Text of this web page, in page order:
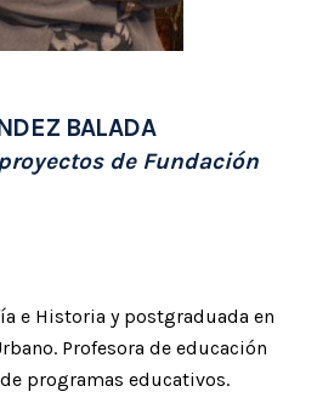
BALADA
de Fundación
e Historia y postgraduada en
Profesora de educación
programas educativos.